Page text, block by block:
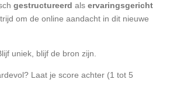
gestructureerd als ervaringsgericht
om de online aandacht in dit nieuwe
uniek, blijf de bron zijn.
Laat je score achter (1 tot 5